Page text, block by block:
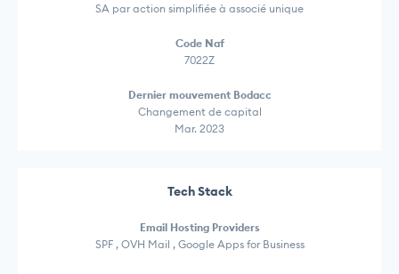
SA par action simplifiée à associé unique
Code Naf
7022Z
Dernier mouvement Bodacc
Changement de capital
Mar. 2023
Tech Stack
Email Hosting Providers
SPF , OVH Mail , Google Apps for Business